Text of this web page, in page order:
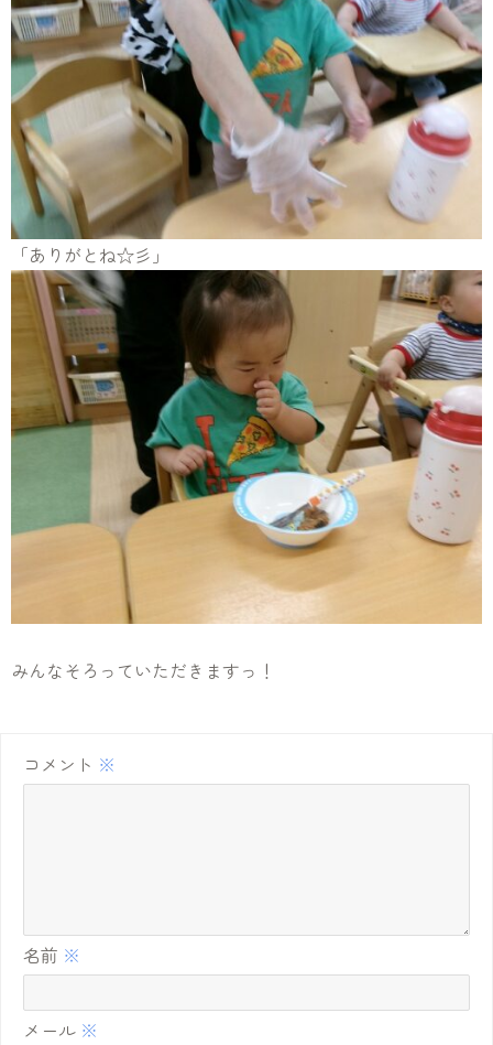
「ありがとね☆彡」
みんなそろっていただきますっ！
コメント ※
名前 ※
メール ※